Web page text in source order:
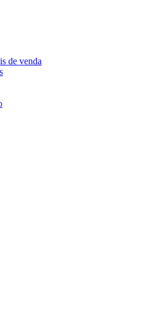
de venda